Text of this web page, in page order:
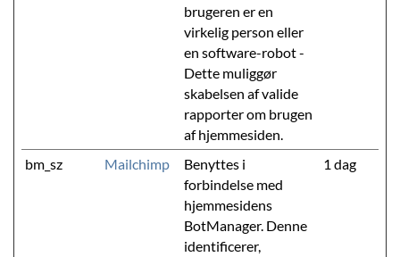
brugeren er en
virkelig person eller
en software-robot -
Dette muliggør
skabelsen af valide
rapporter om brugen
af hjemmesiden.
bm_sz Mailchimp
Benyttes i
forbindelse med
hjemmesidens
BotManager. Denne
identificerer,
1 dag